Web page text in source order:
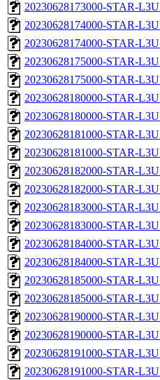
20230628173000-STAR-
20230628174000-STAR-
20230628174000-STAR-
20230628175000-STAR-
20230628175000-STAR-
20230628180000-STAR-
20230628180000-STAR-
20230628181000-STAR-
20230628181000-STAR-
20230628182000-STAR-
20230628182000-STAR-
20230628183000-STAR-
20230628183000-STAR-
20230628184000-STAR-
20230628184000-STAR-
20230628185000-STAR-
20230628185000-STAR-
20230628190000-STAR-
20230628190000-STAR-
20230628191000-STAR-
20230628191000-STAR-